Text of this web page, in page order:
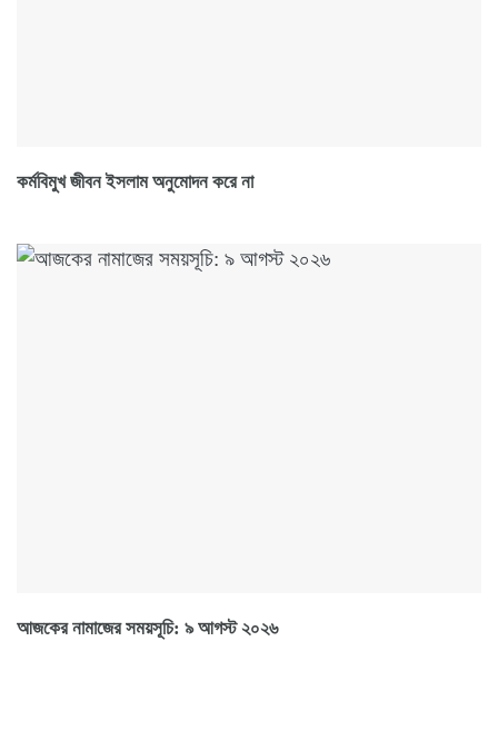
কর্মবিমুখ জীবন ইসলাম অনুমোদন করে না
আজকের নামাজের সময়সূচি: ৯ আগস্ট ২০২৬